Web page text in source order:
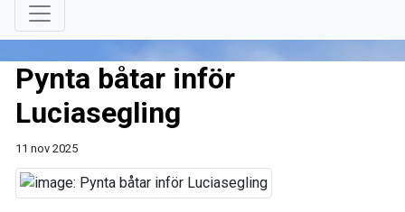
Pynta båtar inför
Luciasegling
11 nov 2025